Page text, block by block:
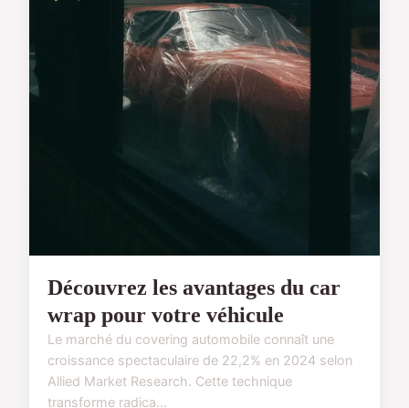
Découvrez les avantages du car
wrap pour votre véhicule
Le marché du covering automobile connaît une
croissance spectaculaire de 22,2% en 2024 selon
Allied Market Research. Cette technique
transforme radica...